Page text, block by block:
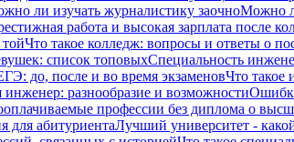
ли изучать журналистику заочноМожно
работа и высокая зарплата после
тойЧто такое колледж: вопросы и ответы о
список топовыхСпециальность
до, после и во время экзаменовЧто такое
разнообразие и возможности
профессии без диплома о
для абитуриентаЛучший университет -